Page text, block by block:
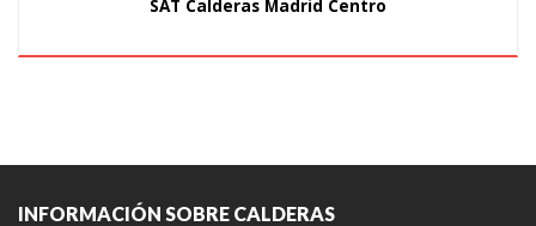
SAT Calderas Madrid Centro
INFORMACIÓN SOBRE CALDERAS